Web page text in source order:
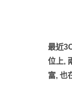
最近
位上,
富, 也